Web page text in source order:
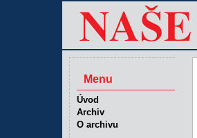
Menu
Úvod
Archiv
O archivu